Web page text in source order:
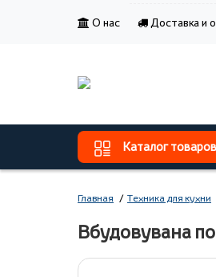
О нас Доставка и
Каталог товаров
Главная Техника для кухни
Вбудовувана